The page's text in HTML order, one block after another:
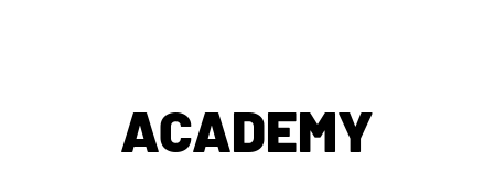
ACADEMY